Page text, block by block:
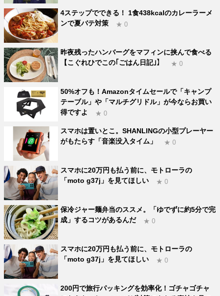
4ステップでできる！ 1食438kcalのカレーラーメ
ンで夏バテ対策
★ 0
昨夜残ったハンバーグをマフィンに挟んで食べる
【こぐれひでこの｢ごはん日記｣】
★ 0
50%オフも！Amazonタイムセールで「キャンプ
テーブル」や「マルチグリドル」が今ならお買い
得ですよ
★ 0
スマホは置いとこ。SHANLINGの小型プレーヤー
がもたらす「音楽没入タイム」
★ 0
スマホに20万円も払う前に、モトローラの
「moto g37j」を見てほしい
★ 0
保冷ジャー麺弁当のススメ。「ゆでずに約5分で完
成」するコツがあるんだ
★ 0
スマホに20万円も払う前に、モトローラの
「moto g37j」を見てほしい
★ 0
200円で旅行パッキングを効率化！ゴチャゴチャ